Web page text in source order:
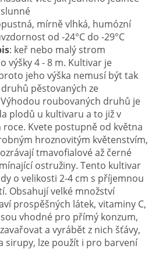
slunné
mírně vlhká, humózní
od -24°C do -29°C
: keř nebo malý strom
výšky 4 - 8 m. Kultivar je
jeho výška nemusí být tak
pěstovaných ze
roubovaných druhů je
plodů u kultivaru a to již v
roce. Kvete postupně od května
hroznovitým květenstvím,
tmavofialové až černé
ostružiny. Tento kultivar
o velikosti 2-4 cm s příjemnou
Obsahují velké množství
prospěšných látek, vitaminy C,
vhodné pro přímý konzum,
a vyrábět z nich šťávy,
sirupy, lze použít i pro barvení